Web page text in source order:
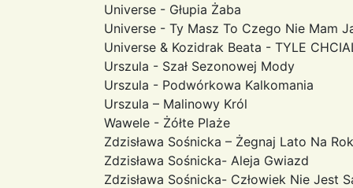
Universe - Głupia Żaba
Universe - Ty Masz To Czego Nie Mam
Universe & Kozidrak Beata - TYLE
Urszula - Szał Sezonowej Mody
Urszula - Podwórkowa Kalkomania
Urszula – Malinowy Król
Wawele - Żółte Plaże
Zdzisława Sośnicka – Żegnaj Lato Na Rok
Zdzisława Sośnicka- Aleja Gwiazd
Zdzisława Sośnicka- Człowiek Nie Jest